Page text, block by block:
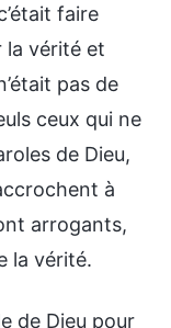
faire
la vérité et
pas de
ceux qui ne
de Dieu,
à
arrogants,
la vérité.
de Dieu pour